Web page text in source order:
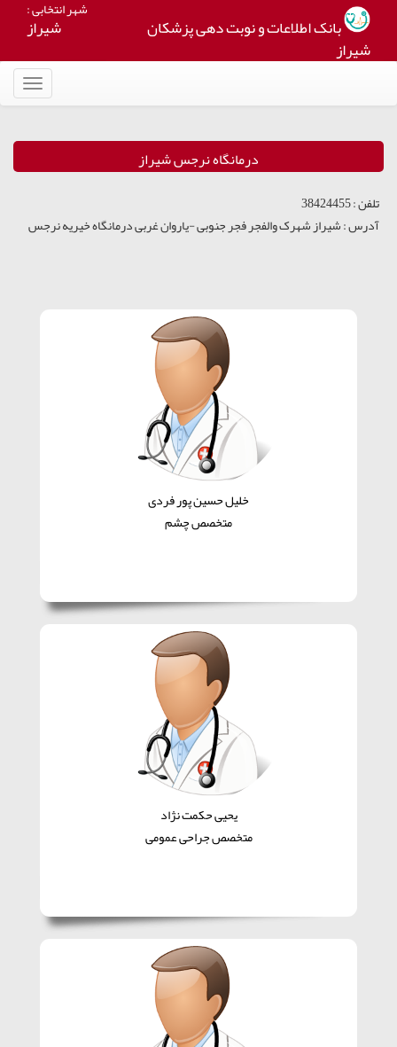
بانک اطلاعات و نوبت دهی پزشکان
شیراز
شهر انتخابی :
شیراز
Toggle
navigation
درمانگاه نرجس شیراز
تلفن :38424455
آدرس :شیراز شهرک والفجر فجر جنوبی -یاروان غربی درمانگاه خیریه نرجس
خلیل حسین پور فردی
متخصص چشم
یحیی حکمت نژاد
متخصص جراحی عمومی